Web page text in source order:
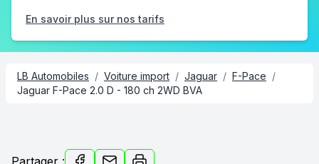
En savoir plus sur nos tarifs
LB Automobiles / Voiture import / Jaguar / F-Pace /
Jaguar F-Pace 2.0 D - 180 ch 2WD BVA
Réf. 12002
Partager :